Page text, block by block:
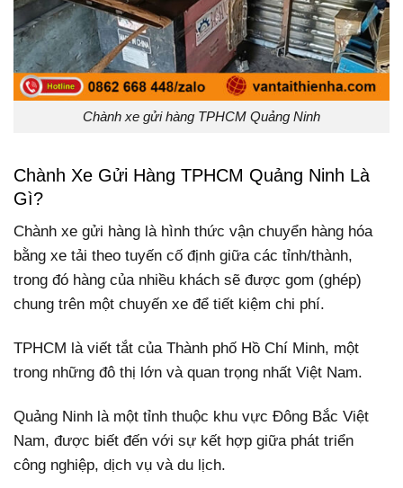
Chành xe gửi hàng TPHCM Quảng Ninh
Chành Xe Gửi Hàng TPHCM Quảng Ninh Là
Gì?
Chành xe gửi hàng là hình thức vận chuyển hàng hóa
bằng xe tải theo tuyến cố định giữa các tỉnh/thành,
trong đó hàng của nhiều khách sẽ được gom (ghép)
chung trên một chuyến xe để tiết kiệm chi phí.
TPHCM là viết tắt của Thành phố Hồ Chí Minh, một
trong những đô thị lớn và quan trọng nhất Việt Nam.
Quảng Ninh là một tỉnh thuộc khu vực Đông Bắc Việt
Nam, được biết đến với sự kết hợp giữa phát triển
công nghiệp, dịch vụ và du lịch.